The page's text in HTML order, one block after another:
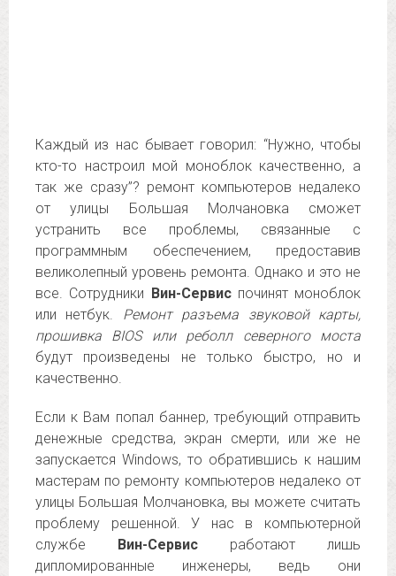
Каждый из нас бывает говорил: “Нужно, чтобы
кто-то настроил мой моноблок качественно, а
так же сразу”? ремонт компьютеров недалеко
от улицы Большая Молчановка сможет
устранить все проблемы, связанные с
программным обеспечением, предоставив
великолепный уровень ремонта. Однако и это не
все. Сотрудники Вин-Сервиспочинят моноблок
или нетбук. Ремонт разъема звуковой карты,
прошивка BIOS или реболл северного моста
будут произведены не только быстро, но и
качественно.
Если к Вам попал баннер, требующий отправить
денежные средства, экран смерти, или же не
запускается Windows, то обратившись к нашим
мастерам по ремонту компьютеров недалеко от
улицы Большая Молчановка, вы можете считать
проблему решенной. У нас в компьютерной
службе Вин-Сервис работают лишь
дипломированные инженеры, ведь они